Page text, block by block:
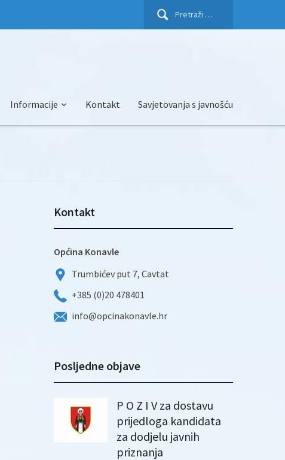
Pretraži:
Informacije Kontakt Savjetovanja s javnošću
Kontakt
Općina Konavle
Trumbićev put 7, Cavtat
+385 (0)20 478401
info@opcinakonavle.hr
Posljedne objave
P O Z I V za dostavu
prijedloga kandidata
za dodjelu javnih
priznanja